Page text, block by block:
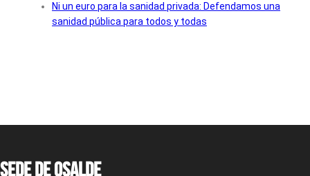
Ni un euro para la sanidad privada: Defendamos una
sanidad pública para todos y todas
Sede de OSALDE